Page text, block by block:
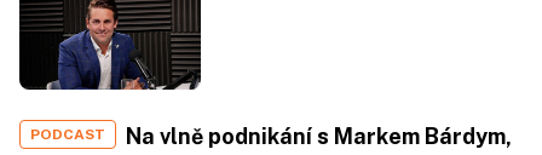
PODCAST
Na vlně podnikání s Markem Bárdym,